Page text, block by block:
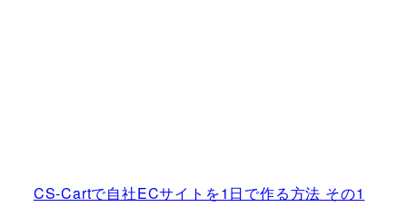
CS-Cartで自社ECサイトを1日で作る方法 その1